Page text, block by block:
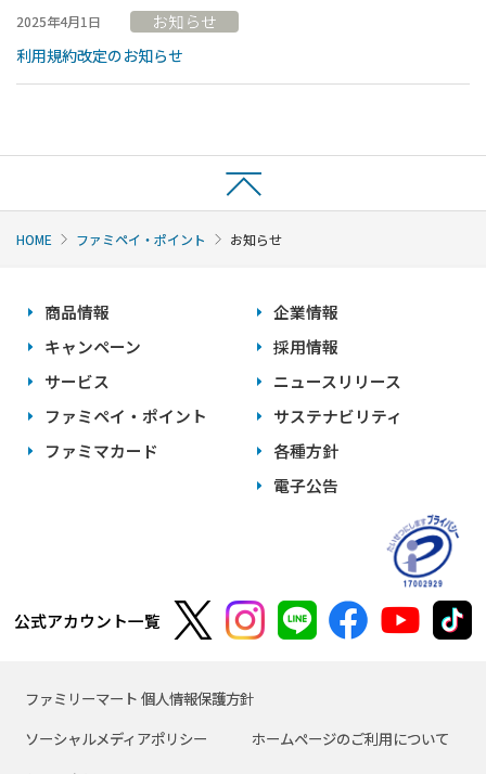
2025年4月1日 お知らせ
利用規約改定のお知らせ
HOME ファミペイ・ポイント お知らせ
商品情報
キャンペーン
サービス
ファミペイ・ポイント
ファミマカード
企業情報
採用情報
ニュースリリース
サステナビリティ
各種方針
電子公告
公式アカウント一覧
ファミリーマート 個人情報保護方針
ソーシャルメディアポリシー
ホームページのご利用について